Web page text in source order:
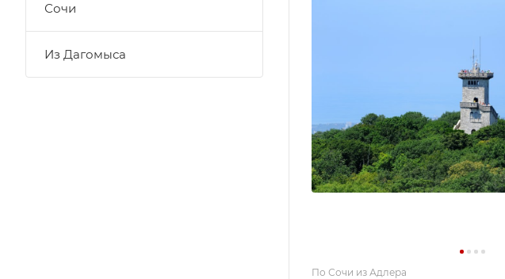
По Сочи из Адлера
Сочи
Из Дагомыса